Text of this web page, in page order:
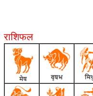
राशिफल